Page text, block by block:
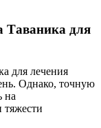
Таваника для
для лечения
Однако, точную
на
тяжести